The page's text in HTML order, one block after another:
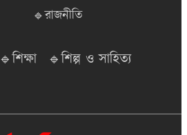
🔹রাজনীতি
🔹শিক্ষা
🔹শিল্প ও সাহিত্য